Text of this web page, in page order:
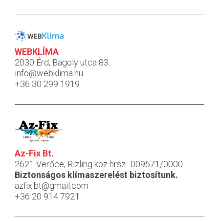
WEBKLÍMA
2030 Érd, Bagoly utca 83.
info@webklima.hu
+36 30 299 1919
Az-Fix Bt.
2621 Verőce, Rizling köz hrsz.: 009571/0000
Biztonságos klímaszerelést biztosítunk.
azfix.bt@gmail.com
+36 20 914 7921